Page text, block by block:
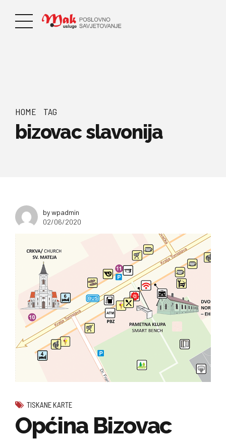
HOME TAG
bizovac slavonija
by wpadmin
02/06/2020
TISKANE KARTE
Općina Bizovac